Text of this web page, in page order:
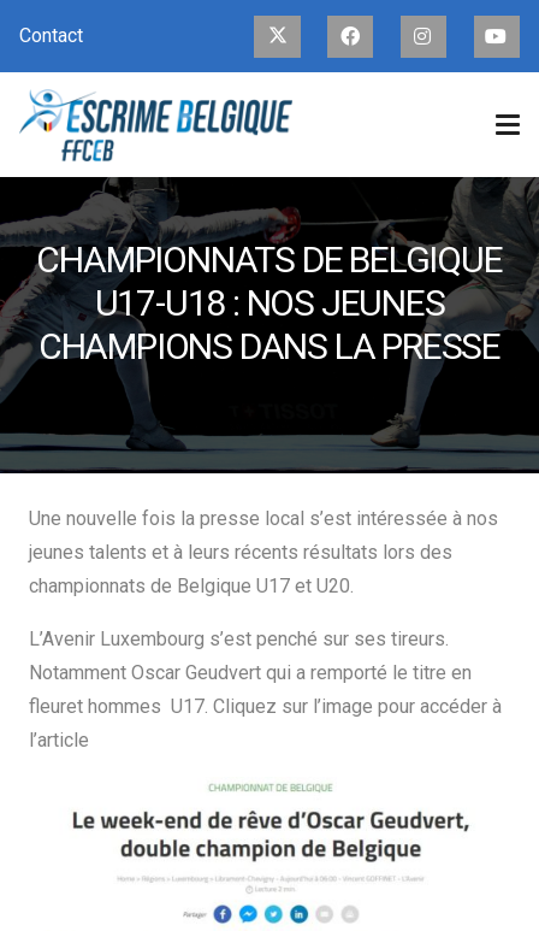
Contact
CHAMPIONNATS DE BELGIQUE
U17-U18 : NOS JEUNES
CHAMPIONS DANS LA PRESSE
Une nouvelle fois la presse local s’est intéressée à nos
jeunes talents et à leurs récents résultats lors des
championnats de Belgique U17 et U20.
L’Avenir Luxembourg s’est penché sur ses tireurs.
Notamment Oscar Geudvert qui a remporté le titre en
fleuret hommes U17. Cliquez sur l’image pour accéder à
l’article